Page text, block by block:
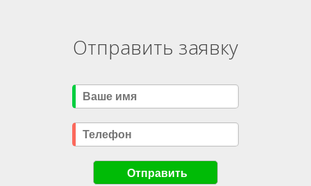
Отправить заявку